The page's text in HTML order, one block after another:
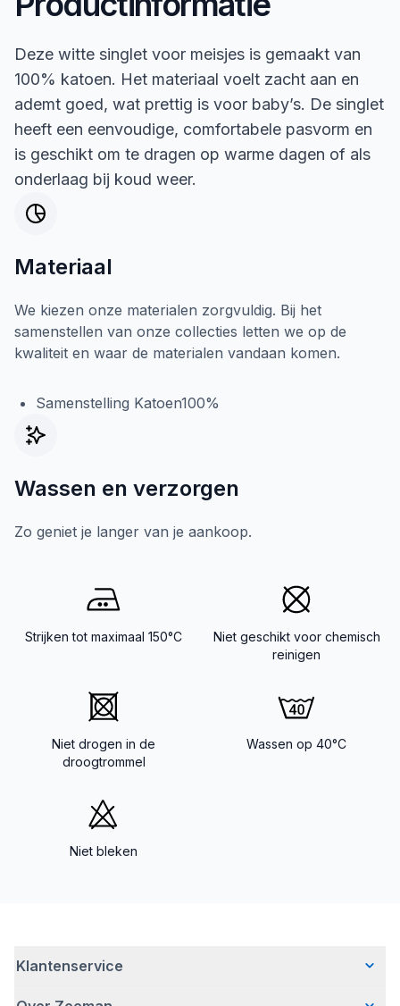
Deze witte singlet voor meisjes is gemaakt van
100% katoen. Het materiaal voelt zacht aan en
ademt goed, wat prettig is voor baby’s. De singlet
heeft een eenvoudige, comfortabele pasvorm en
is geschikt om te dragen op warme dagen of als
onderlaag bij koud weer.
Materiaal
We kiezen onze materialen zorgvuldig. Bij het
samenstellen van onze collecties letten we op de
kwaliteit en waar de materialen vandaan komen.
Samenstelling Katoen100%
Wassen en verzorgen
Zo geniet je langer van je aankoop.
Strijken tot maximaal 150°C
Niet geschikt voor chemisch
reinigen
Niet drogen in de
droogtrommel
Wassen op 40°C
Niet bleken
Klantenservice